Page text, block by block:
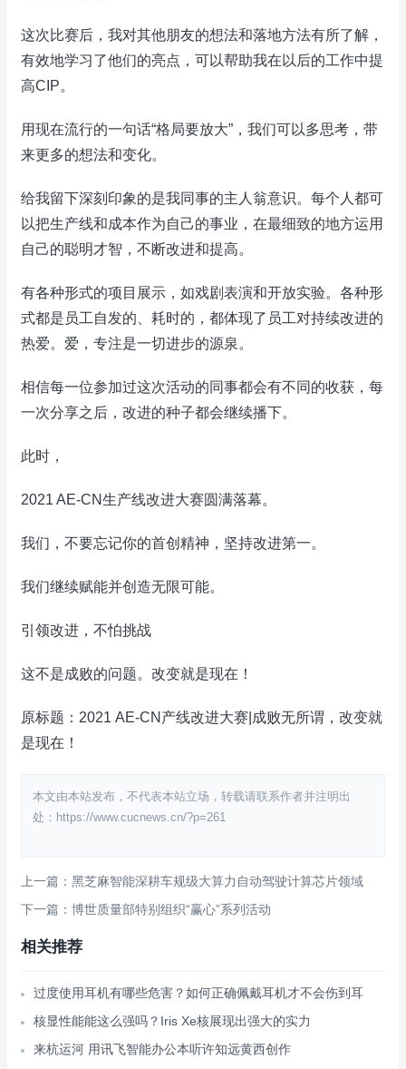
这次比赛后，我对其他朋友的想法和落地方法有所了解，
有效地学习了他们的亮点，可以帮助我在以后的工作中提
高CIP。
用现在流行的一句话“格局要放大”，我们可以多思考，带
来更多的想法和变化。
给我留下深刻印象的是我同事的主人翁意识。每个人都可
以把生产线和成本作为自己的事业，在最细致的地方运用
自己的聪明才智，不断改进和提高。
有各种形式的项目展示，如戏剧表演和开放实验。各种形
式都是员工自发的、耗时的，都体现了员工对持续改进的
热爱。爱，专注是一切进步的源泉。
相信每一位参加过这次活动的同事都会有不同的收获，每
一次分享之后，改进的种子都会继续播下。
此时，
2021 AE-CN生产线改进大赛圆满落幕。
我们，不要忘记你的首创精神，坚持改进第一。
我们继续赋能并创造无限可能。
引领改进，不怕挑战
这不是成败的问题。改变就是现在！
原标题：2021 AE-CN产线改进大赛|成败无所谓，改变就
是现在！
本文由本站发布，不代表本站立场，转载请联系作者并注明出
处：https://www.cucnews.cn/?p=261
上一篇：黑芝麻智能深耕车规级大算力自动驾驶计算芯片领域
下一篇：博世质量部特别组织“赢心”系列活动
相关推荐
过度使用耳机有哪些危害？如何正确佩戴耳机才不会伤到耳
核显性能能这么强吗？Iris Xe核展现出强大的实力
来杭运河 用讯飞智能办公本听许知远黄西创作